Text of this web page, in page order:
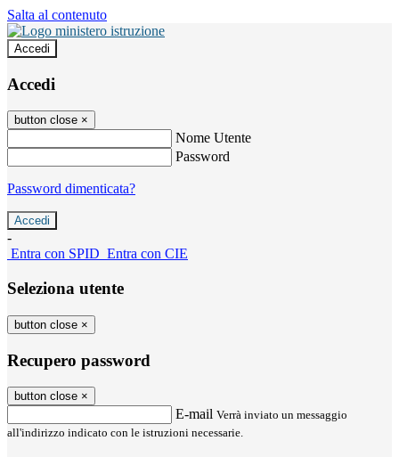
Salta al contenuto
Accedi
Accedi
button close ×
Nome Utente
Password
Password dimenticata?
-
Entra con SPID Entra con CIE
Seleziona utente
button close ×
Recupero password
button close ×
E-mail Verrà inviato un messaggio
all'indirizzo indicato con le istruzioni necessarie.